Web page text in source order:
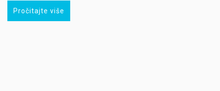
Pročitajte više